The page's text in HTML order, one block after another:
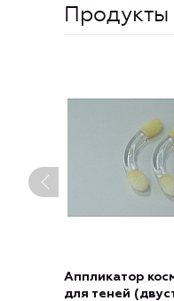
Продукты
Аппликатор
для теней